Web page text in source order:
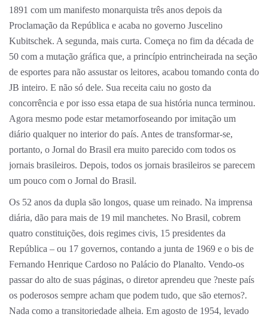
1891 com um manifesto monarquista três anos depois da
Proclamação da República e acaba no governo Juscelino
Kubitschek. A segunda, mais curta. Começa no fim da década de
50 com a mutação gráfica que, a princípio entrincheirada na seção
de esportes para não assustar os leitores, acabou tomando conta do
JB inteiro. E não só dele. Sua receita caiu no gosto da
concorrência e por isso essa etapa de sua história nunca terminou.
Agora mesmo pode estar metamorfoseando por imitação um
diário qualquer no interior do país. Antes de transformar-se,
portanto, o Jornal do Brasil era muito parecido com todos os
jornais brasileiros. Depois, todos os jornais brasileiros se parecem
um pouco com o Jornal do Brasil.
Os 52 anos da dupla são longos, quase um reinado. Na imprensa
diária, dão para mais de 19 mil manchetes. No Brasil, cobrem
quatro constituições, dois regimes civis, 15 presidentes da
República – ou 17 governos, contando a junta de 1969 e o bis de
Fernando Henrique Cardoso no Palácio do Planalto. Vendo-os
passar do alto de suas páginas, o diretor aprendeu que ?neste país
os poderosos sempre acham que podem tudo, que são eternos?.
Nada como a transitoriedade alheia. Em agosto de 1954, levado